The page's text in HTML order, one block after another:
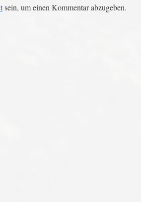
sein, um einen Kommentar abzugeben.